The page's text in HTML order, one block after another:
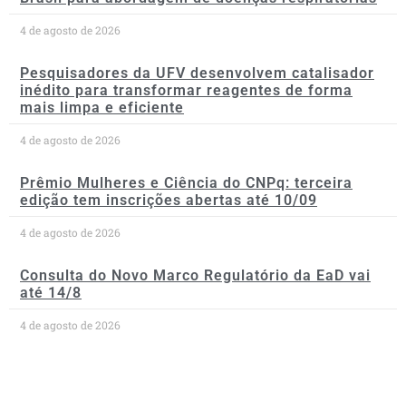
4 de agosto de 2026
Pesquisadores da UFV desenvolvem catalisador
inédito para transformar reagentes de forma
mais limpa e eficiente
4 de agosto de 2026
Prêmio Mulheres e Ciência do CNPq: terceira
edição tem inscrições abertas até 10/09
4 de agosto de 2026
Consulta do Novo Marco Regulatório da EaD vai
até 14/8
4 de agosto de 2026